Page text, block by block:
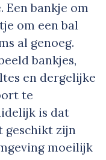
Een bankje om
om een bal
al genoeg.
bankjes,
en dergelijke
te
is dat
geschikt zijn
moeilijk